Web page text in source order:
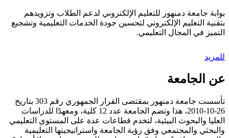
بوابة جامعة دمنهور للتعليم الإلكتروني لدعم الطلاب وتزويدهم
بتقنية التعليم الإلكتروني لتحسين جودة الخدمات التعليمية وتشجيع
التميز في المجال التعليمي.
للمزيد
عن الجامعة
تأسست جامعة دمنهور بمقتضى القرار الجمهوري رقم 303 بتاريخ
26-10-2010، هذا وتضم الجامعة عدد 12 كلية، ومعهدًا للدراسات
العليا والبحوث البيئية، لتخدم قطاعات عدة على المستوي التعليمي
والبحثي والمجتمعي وفق رؤية الجامعة واستراتيجيتها التعليمية